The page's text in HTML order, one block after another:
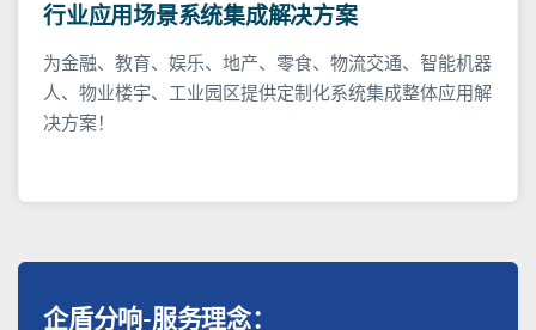
行业应用场景系统集成解决方案
为金融、教育、娱乐、地产、零食、物流交通、智能机器
人、物业楼宇、工业园区提供定制化系统集成整体应用解
决方案！
企盾分响-服务理念：